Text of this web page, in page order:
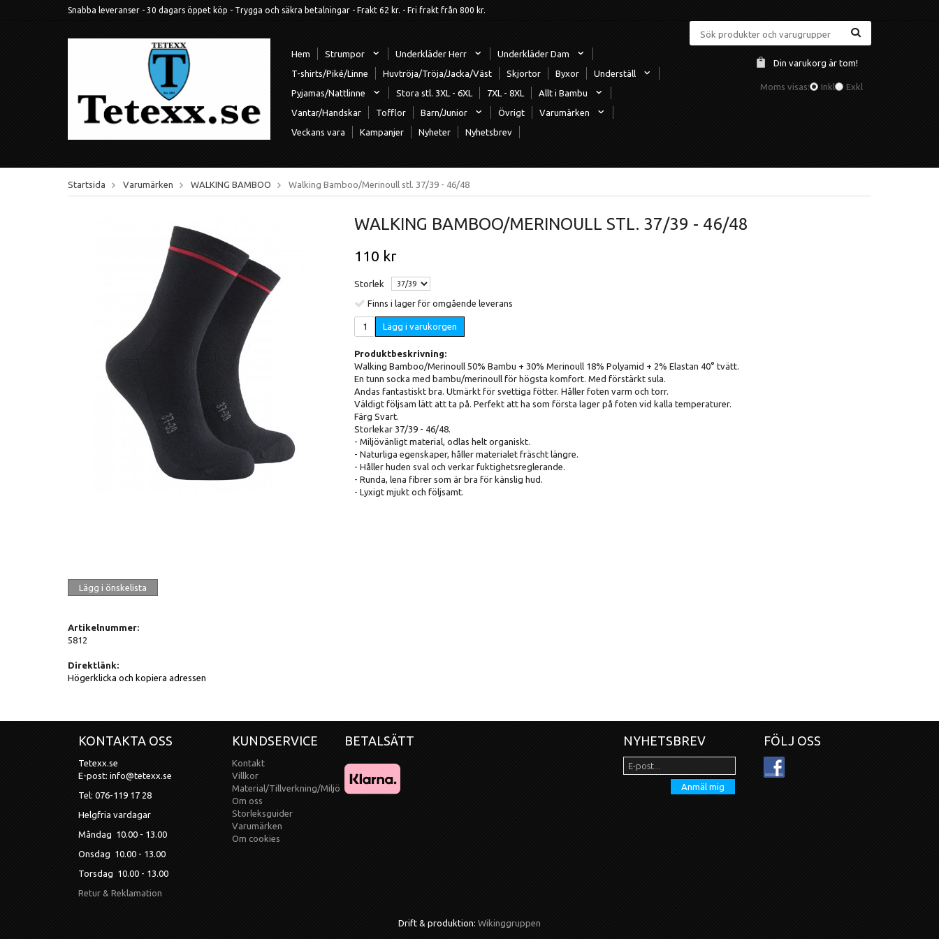
Snabba leveranser - 30 dagars öppet köp - Trygga och säkra betalningar - Frakt 62 kr. - Fri frakt från 800 kr.
Hem Strumpor Underkläder Herr
Underkläder Dam
T-shirts/Piké/Linne
Huvtröja/Tröja/Jacka/Väst Skjortor Byxor
Underställ
Pyjamas/Nattlinne
Stora stl. 3XL - 6XL 7XL - 8XL
Allt i Bambu
Vantar/Handskar
Tofflor Barn/Junior Övrigt
Varumärken
Veckans vara
Kampanjer Nyheter Nyhetsbrev
Din varukorg är tom!
Moms visas: Inkl Exkl
Startsida Varumärken WALKING BAMBOO Walking Bamboo/Merinoull stl. 37/39 - 46/48
WALKING BAMBOO/MERINOULL STL. 37/39 - 46/48
110 kr
Storlek
Finns i lager för omgående leverans
Lägg i varukorgen
Produktbeskrivning:
Walking Bamboo/Merinoull 50% Bambu + 30% Merinoull 18% Polyamid + 2% Elastan 40° tvätt.
En tunn socka med bambu/merinoull för högsta komfort. Med förstärkt sula.
Andas fantastiskt bra. Utmärkt för svettiga fötter. Håller foten varm och torr.
Väldigt följsam lätt att ta på. Perfekt att ha som första lager på foten vid kalla temperaturer.
Färg Svart.
Storlekar 37/39 - 46/48.
- Miljövänligt material, odlas helt organiskt.
- Naturliga egenskaper, håller materialet fräscht längre.
- Håller huden sval och verkar fuktighetsreglerande.
- Runda, lena fibrer som är bra för känslig hud.
- Lyxigt mjukt och följsamt.
Lägg i önskelista
Artikelnummer:
5812
Direktlänk:
Högerklicka och kopiera adressen
KONTAKTA OSS
Tetexx.se
E-post: info@tetexx.se
Tel: 076-119 17 28
Helgfria vardagar
Måndag 10.00 - 13.00
Onsdag 10.00 - 13.00
Torsdag 10.00 - 13.00
Retur & Reklamation
KUNDSERVICE
Kontakt
Villkor
Material/Tillverkning/Miljö
Om oss
Storleksguider
Varumärken
Om cookies
FÖLJ OSS
NYHETSBREV
Anmäl mig
BETALSÄTT
Drift & produktion: Wikinggruppen